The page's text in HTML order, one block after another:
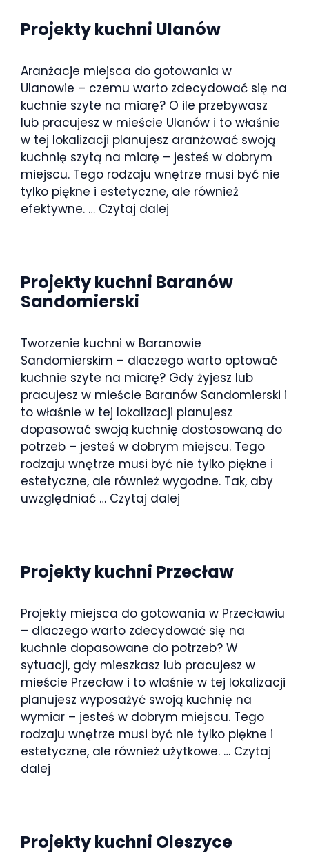
Projekty kuchni Ulanów
Aranżacje miejsca do gotowania w
Ulanowie – czemu warto zdecydować się na
kuchnie szyte na miarę? O ile przebywasz
lub pracujesz w mieście Ulanów i to właśnie
w tej lokalizacji planujesz aranżować swoją
kuchnię szytą na miarę – jesteś w dobrym
miejscu. Tego rodzaju wnętrze musi być nie
tylko piękne i estetyczne, ale również
efektywne. … Czytaj dalej
Projekty kuchni Baranów
Sandomierski
Tworzenie kuchni w Baranowie
Sandomierskim – dlaczego warto optować
kuchnie szyte na miarę? Gdy żyjesz lub
pracujesz w mieście Baranów Sandomierski i
to właśnie w tej lokalizacji planujesz
dopasować swoją kuchnię dostosowaną do
potrzeb – jesteś w dobrym miejscu. Tego
rodzaju wnętrze musi być nie tylko piękne i
estetyczne, ale również wygodne. Tak, aby
uwzględniać … Czytaj dalej
Projekty kuchni Przecław
Projekty miejsca do gotowania w Przecławiu
– dlaczego warto zdecydować się na
kuchnie dopasowane do potrzeb? W
sytuacji, gdy mieszkasz lub pracujesz w
mieście Przecław i to właśnie w tej lokalizacji
planujesz wyposażyć swoją kuchnię na
wymiar – jesteś w dobrym miejscu. Tego
rodzaju wnętrze musi być nie tylko piękne i
estetyczne, ale również użytkowe. … Czytaj
dalej
Projekty kuchni Oleszyce